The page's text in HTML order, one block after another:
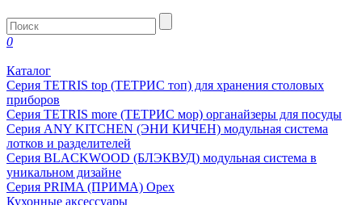
0
Каталог
Серия TETRIS top (ТЕТРИС топ) для хранения столовых
приборов
Серия TETRIS more (ТЕТРИС мор) органайзеры для посуды
Серия ANY KITCHEN (ЭНИ КИЧЕН) модульная система
лотков и разделителей
Серия BLACKWOOD (БЛЭКВУД) модульная система в
уникальном дизайне
Серия PRIMA (ПРИМА) Орех
Кухонные аксессуары